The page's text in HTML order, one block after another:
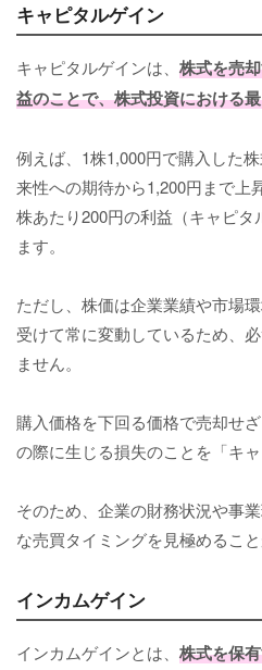
キャピタルゲイン
キャピタルゲインは、 株式を売
益のことで、株式投資における
例えば、1株1,000円で購入した
来性への期待から1,200円まで上
株あたり200円の利益（キャピタ
ます。
ただし、株価は企業業績や市場
受けて常に変動しているため、
ません。
購入価格を下回る価格で売却せ
の際に生じる損失のことを「キ
そのため、企業の財務状況や事
な売買タイミングを見極めること
インカムゲイン
インカムゲインとは、 株式を保